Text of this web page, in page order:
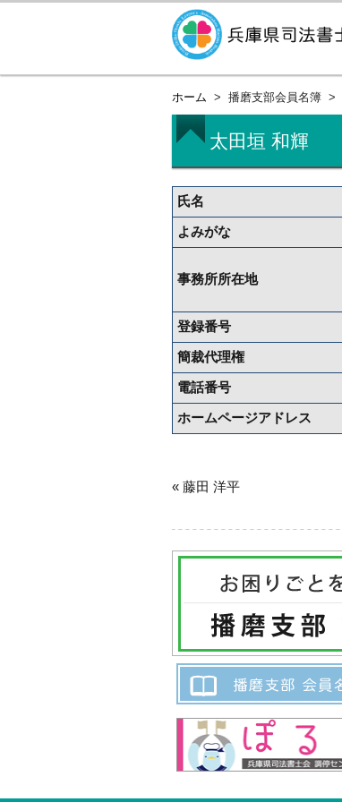
ホーム 播磨支部会員名簿
太田垣 和輝
氏名
よみがな
事務所所在地
登録番号
簡裁代理権
電話番号
ホームページアドレス
« 藤田 洋平